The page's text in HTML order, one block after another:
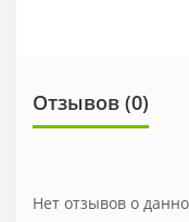
Отзывов (0)
Нет отзывов о